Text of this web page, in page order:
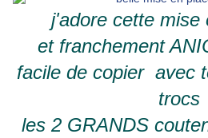
j'adore cette
et franchement
facile de copier avec
trocs
les 2 GRANDS